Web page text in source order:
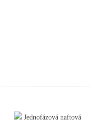
Jednofázová naftová